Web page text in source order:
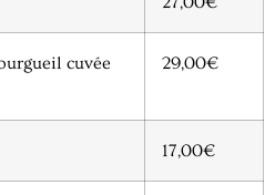
cuvée
29,00€
17,00€